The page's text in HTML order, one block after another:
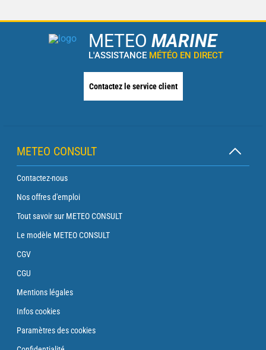
METEO MARINE
L'ASSISTANCE MÉTÉO EN DIRECT
Contactez le service client
METEO CONSULT
Contactez-nous
Nos offres d'emploi
Tout savoir sur METEO CONSULT
Le modèle METEO CONSULT
CGV
CGU
Mentions légales
Infos cookies
Paramètres des cookies